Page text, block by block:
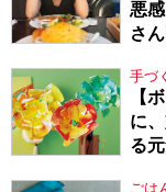
悪
さ
手づ
【
に
る
ごは